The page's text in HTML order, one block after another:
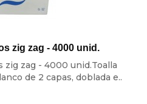
zig zag - 4000 unid.
zig zag - 4000 unid.Toalla
de 2 capas, doblada e..